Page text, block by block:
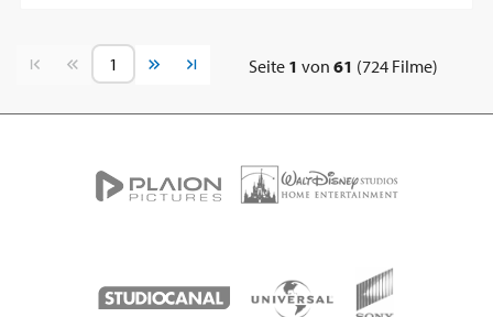
Vorherige SeiteNächste SeiteSeite 1 von 61 (724 Filme)